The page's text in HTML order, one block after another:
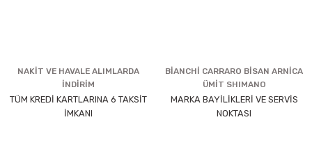
NAKİT VE HAVALE ALIMLARDA
İNDİRİM
TÜM KREDİ KARTLARINA 6 TAKSİT
İMKANI
BİANCHİ CARRARO BİSAN ARNİCA
ÜMİT SHIMANO
MARKA BAYİLİKLERİ VE SERVİS
NOKTASI